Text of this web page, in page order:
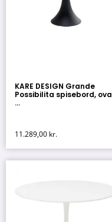
KARE DESIGN Grande
Possibilita spisebord,
...
11.289,00 kr.